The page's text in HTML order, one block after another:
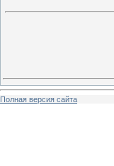
Полная версия сайта